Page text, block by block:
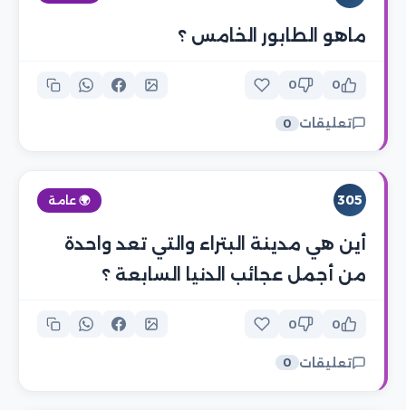
ماهو الطابور الخامس ؟
0
0
تعليقات 0
305 🌍 عامة
أين هي مدينة البتراء والتي تعد واحدة
من أجمل عجائب الدنيا السابعة ؟
0
0
تعليقات 0